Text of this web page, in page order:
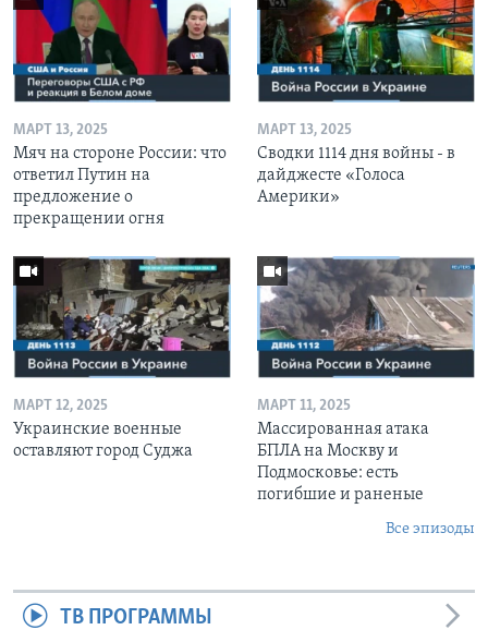
МАРТ 13, 2025
Мяч на стороне России: что
ответил Путин на
предложение о
прекращении огня
МАРТ 13, 2025
Сводки 1114 дня войны - в
дайджесте «Голоса
Америки»
МАРТ 12, 2025
Украинские военные
оставляют город Суджа
МАРТ 11, 2025
Массированная атака
БПЛА на Москву и
Подмосковье: есть
погибшие и раненые
Все эпизоды
ТВ ПРОГРАММЫ